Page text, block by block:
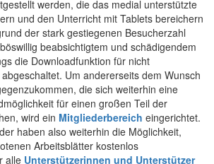
werden, die das medial unterstützte
und den Unterricht mit Tablets bereichern
der stark gestiegenen Besucherzahl
beabsichtigtem und schädigendem
die Downloadfunktion für nicht
Um andererseits dem Wunsch
die sich weiterhin eine
für einen großen Teil der
wird ein Mitgliederbereich eingerichtet.
haben also weiterhin die Möglichkeit,
Arbeitsblätter kostenlos
alle Unterstützerinnen und Unterstützer